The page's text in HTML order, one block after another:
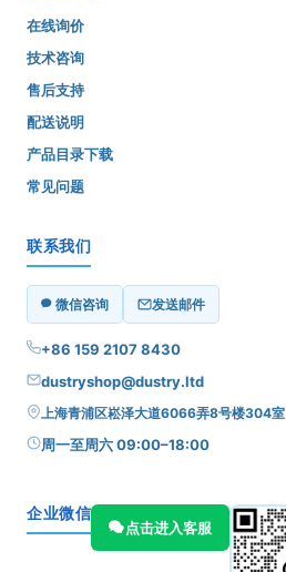
在线询价
技术咨询
售后支持
配送说明
产品目录下载
常见问题
联系我们
微信咨询 发送邮件
+86 159 2107 8430
dustryshop@dustry.ltd
上海青浦区崧泽大道6066弄8号楼304室
周一至周六 09:00–18:00
企业微信
点击进入客服